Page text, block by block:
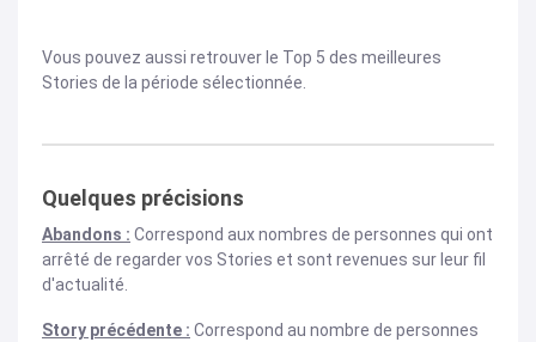
Vous pouvez aussi retrouver le Top 5 des meilleures
Stories de la période sélectionnée.
Quelques précisions
Abandons : Correspond aux nombres de personnes qui ont
arrêté de regarder vos Stories et sont revenues sur leur fil
d'actualité.
Story précédente : Correspond au nombre de personnes